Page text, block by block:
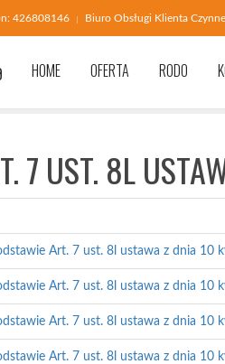
426808146 Biuro Obsługi Klienta
HOME OFERTA RODO
7 UST. 8L
Art. 7 ust. 8l ustawa z dnia 10
Art. 7 ust. 8l ustawa z dnia 10
Art. 7 ust. 8l ustawa z dnia 10
Art. 7 ust. 8l ustawa z dnia 10